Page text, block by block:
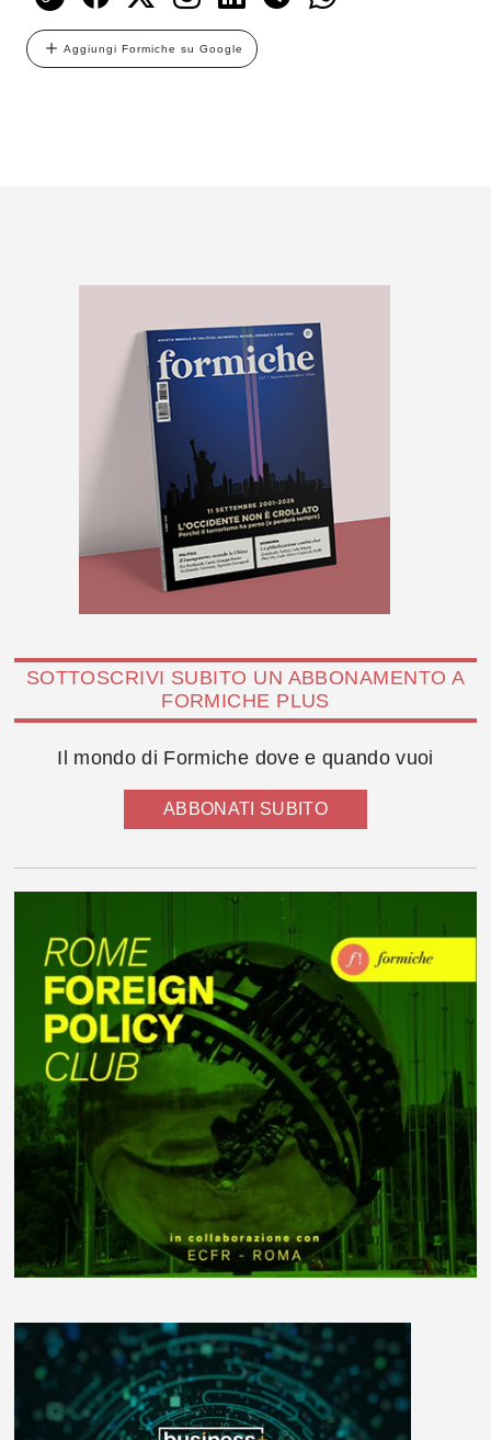
Aggiungi Formiche su Google
SOTTOSCRIVI SUBITO UN ABBONAMENTO A
FORMICHE PLUS
Il mondo di Formiche dove e quando vuoi
ABBONATI SUBITO